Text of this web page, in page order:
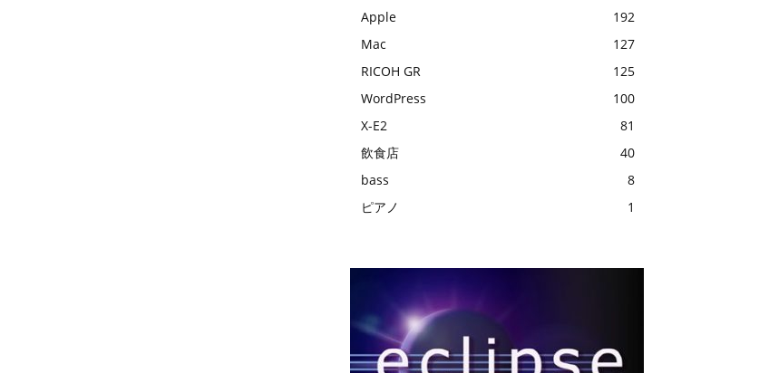
Apple
192
Mac
127
RICOH GR
125
WordPress
100
X-E2
81
飲食店
40
bass
8
ピアノ
1